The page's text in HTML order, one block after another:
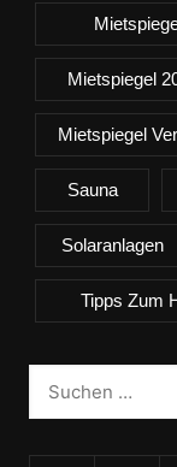
Mietspiegel
Mietspiegel
Sauna
Solaranlagen
Tipps Zum